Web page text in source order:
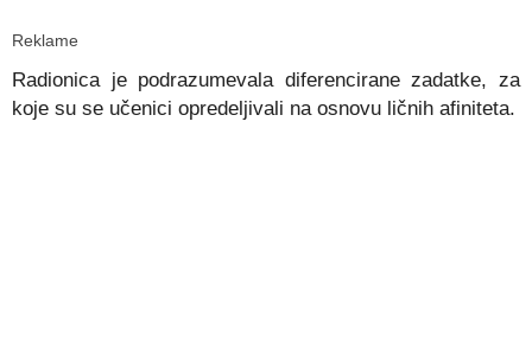
Reklame
Radionica je podrazumevala diferencirane zadatke, za
koje su se učenici opredeljivali na osnovu ličnih afiniteta.